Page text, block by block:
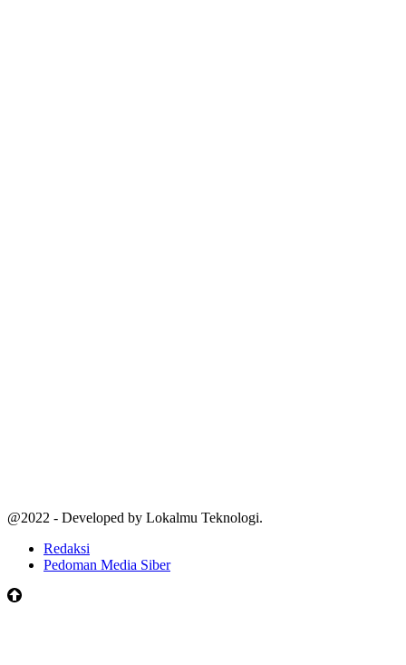
@2022 - Developed by Lokalmu Teknologi.
Redaksi
Pedoman Media Siber